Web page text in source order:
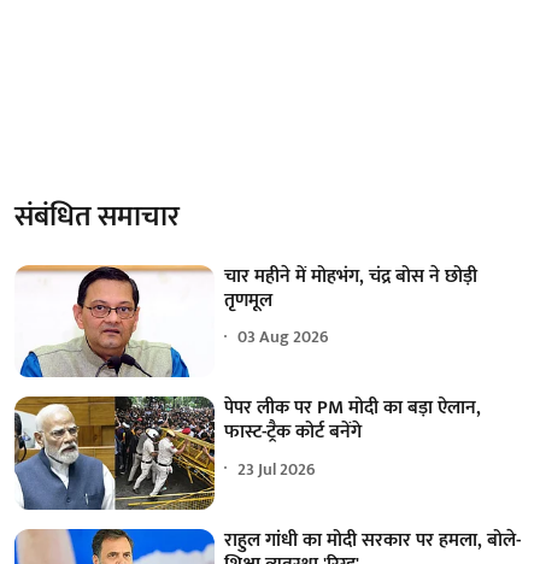
संबंधित समाचार
चार महीने में मोहभंग, चंद्र बोस ने छोड़ी
तृणमूल
03 Aug 2026
पेपर लीक पर PM मोदी का बड़ा ऐलान,
फास्ट-ट्रैक कोर्ट बनेंगे
23 Jul 2026
राहुल गांधी का मोदी सरकार पर हमला, बोले-